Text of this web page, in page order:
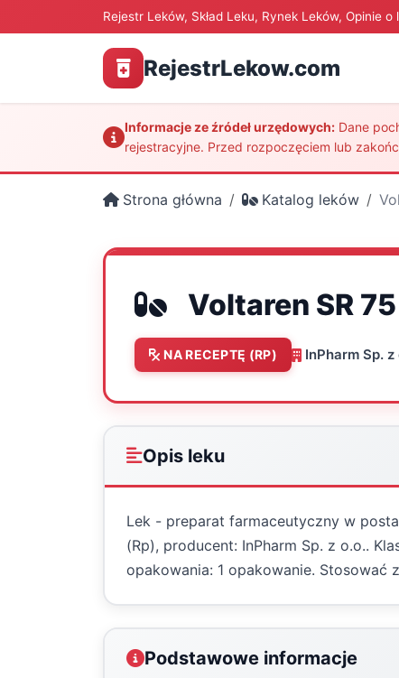
Rejestr Leków, Skład Leku, Rynek Leków, Opinie o
RejestrLekow.com
Informacje ze źródeł urzędowych: Dane
rejestracyjne. Przed rozpoczęciem lub
Strona główna Katalog leków
Voltaren SR 75
NA RECEPTĘ (RP) InPharm Sp. z
Opis leku
Lek - preparat farmaceutyczny w
(Rp), producent: InPharm Sp. z o.o..
opakowania: 1 opakowanie. Stosować
Podstawowe informacje